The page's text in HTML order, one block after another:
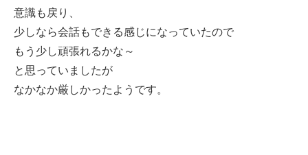
意識も戻り、
少しなら会話もできる感じになっていたので
もう少し頑張れるかな～
と思っていましたが
なかなか厳しかったようです。